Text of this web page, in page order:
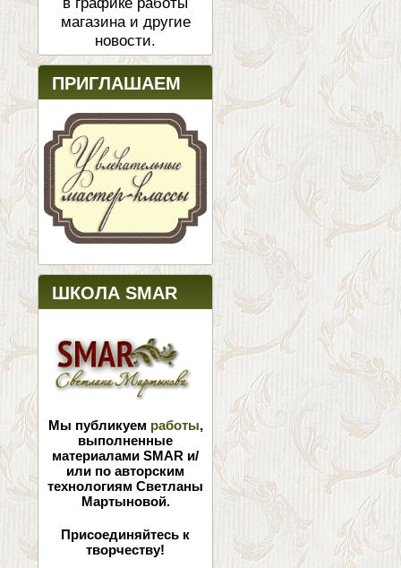
магазина и другие
новости.
ПРИГЛАШАЕМ
ШКОЛА SMAR
Мы публикуем работы,
выполненные
материалами SMAR и/
или по авторским
технологиям Светланы
Мартыновой.
Присоединяйтесь к
творчеству!